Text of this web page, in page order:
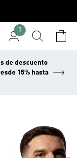
1
de descuento
15% hasta